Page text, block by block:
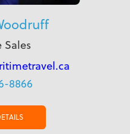
Sales
8866